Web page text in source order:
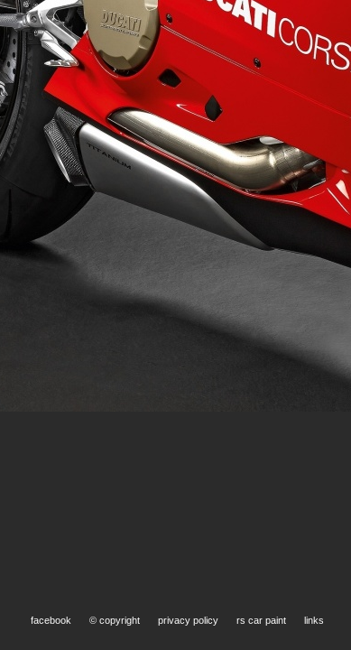
facebook © copyright privacy policy rs car paint links